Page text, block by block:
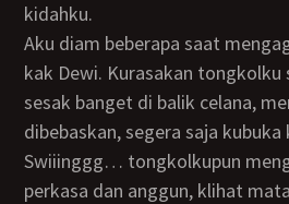
kidahku.
Aku diam beberapa saat mengagumi keindahan tubuh
kak Dewi. Kurasakan tongkolku
sesak banget di balik celana,
dibebaskan, segera saja
Swiiinggg… tongkolkupun
perkasa dan anggun, klihat